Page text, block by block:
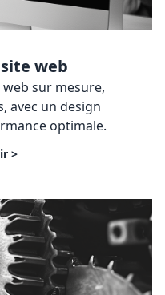
web
sur mesure,
avec un design
optimale.
>